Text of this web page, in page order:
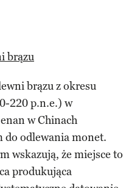
brązu
brązu z okresu
220 p.n.e.) w
w Chinach
do odlewania monet.
wskazują, że miejsce to
produkująca